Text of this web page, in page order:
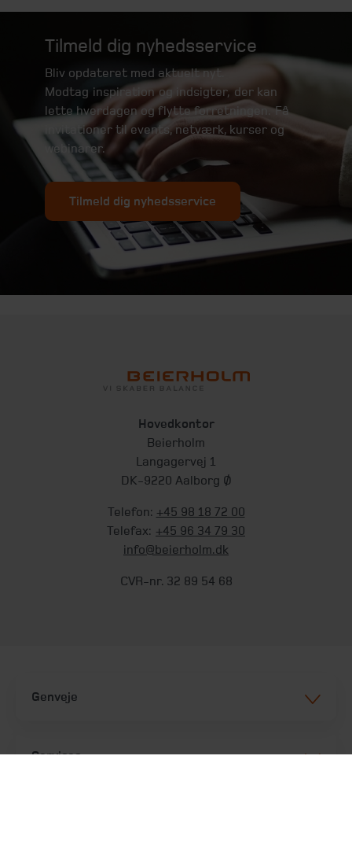
Tilmeld dig nyhedsservice
Bliv opdateret med aktuelt nyt.
Modtag inspiration og indsigter, der kan
lette hverdagen og flytte forretningen. Få
invitationer til events, netværk, kurser og
webinarer.
Tilmeld dig nyhedsservice
Hovedkontor
Beierholm
Langagervej 1
DK-9220 Aalborg Ø
Telefon: +45 98 18 72 00
Telefax: +45 96 34 79 30
info@beierholm.dk
CVR-nr. 32 89 54 68
Genveje
Services